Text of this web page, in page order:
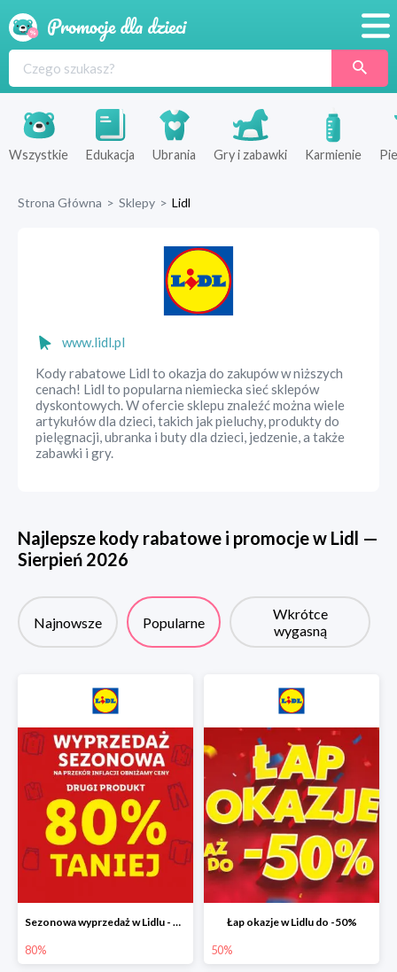
Produkty
Sklepy
Wszystkie Edukacja Ubrania Gry i zabawki Karmienie
Strona Główna > Sklepy > Lidl
www.lidl.pl
Kody rabatowe Lidl to okazja do zakupów w niższych
cenach! Lidl to popularna niemiecka sieć sklepów
dyskontowych. W ofercie sklepu znaleźć można wiele
artykułów dla dzieci, takich jak pieluchy, produkty do
pielęgnacji, ubranka i buty dla dzieci, jedzenie, a także
zabawki i gry.
Najlepsze kody rabatowe i promocje w Lidl —
Sierpień 2026
Najnowsze Popularne
Wkrótce
wygasną
Sezonowa wyprzedaż w Lidlu - drugi produkt -80%
80%
Łap okazje w Lidlu do -50%
50%